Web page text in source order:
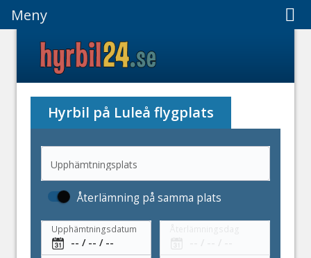
Meny
Hyrbil på Luleå flygplats
Upphämtningsplats
Återlämning på samma plats
Upphämtningsdatum
Meny